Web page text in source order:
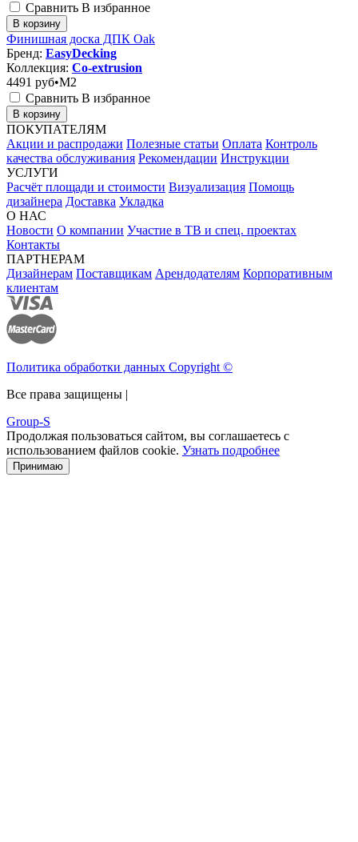
Сравнить В избранное
В корзину
Финишная доска ДПК Oak
Бренд: EasyDecking
Коллекция: Co-extrusion
4491 руб•M2
Сравнить В избранное
В корзину
ПОКУПАТЕЛЯМ
Акции и распродажи Полезные статьи Оплата Контроль
качества обслуживания Рекомендации Инструкции
УСЛУГИ
Расчёт площади и стоимости Визуализация Помощь
дизайнера Доставка Укладка
О НАС
Новости О компании Участие в ТВ и спец. проектах
Контакты
ПАРТНЕРАМ
Дизайнерам Поставщикам Арендодателям Корпоративным
клиентам
Политика обработки данных Copyright ©
Все права защищены |
Group-S
Продолжая пользоваться сайтом, вы соглашаетесь с
использованием файлов cookie. Узнать подробнее
Принимаю